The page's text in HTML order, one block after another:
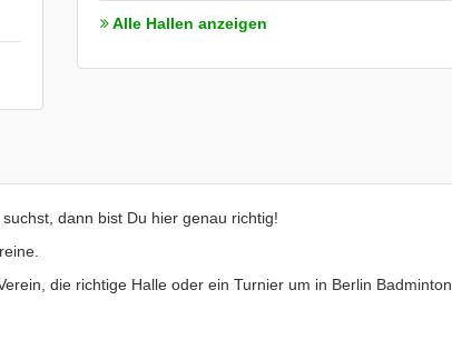
Alle Hallen anzeigen
dann bist Du hier genau richtig!
die richtige Halle oder ein Turnier um in Berlin Badminton